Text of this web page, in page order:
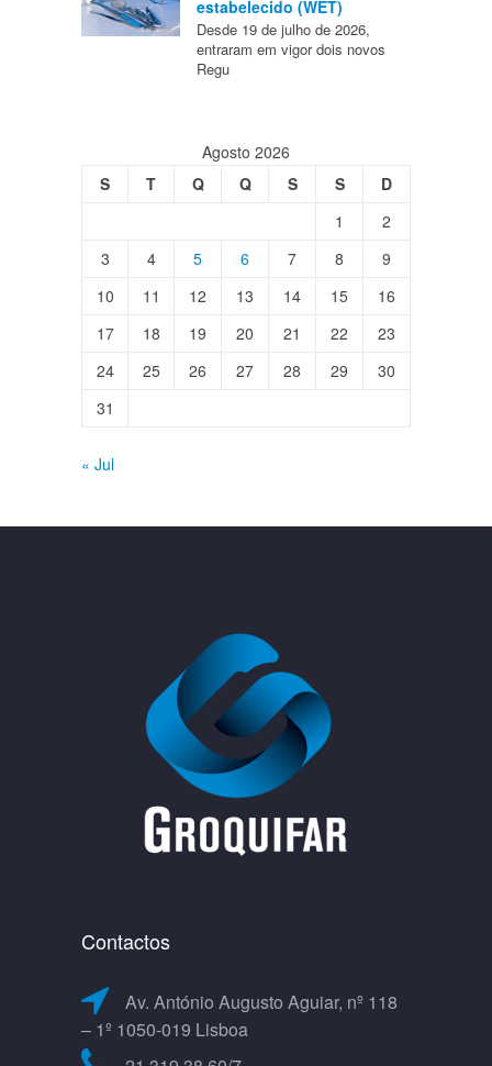
estabelecido (WET)
Desde 19 de julho de 2026,
entraram em vigor dois novos
Regu
Agosto 2026
S
T Q Q S S
D
1
2
3
4 5 6 7 8
9
10
11 12 13 14 15
16
17
18 19 20 21 22
23
24
25 26 27 28 29
30
31
« Jul
Contactos
Av. António Augusto Aguiar, nº 118
– 1º 1050-019 Lisboa